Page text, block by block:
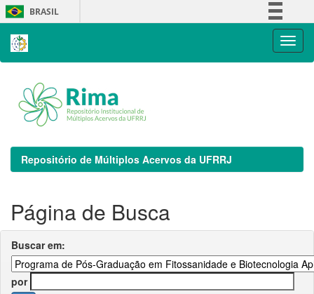
Skip
navigation
BRASIL
Repositório de Múltiplos Acervos da UFRRJ
Página de Busca
Buscar em:
por